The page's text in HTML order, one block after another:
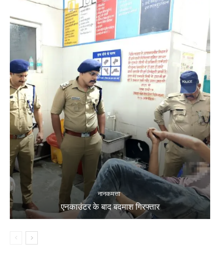
नानकमत्ता
एनकाउंटर के बाद बदमाश गिरफ्तार